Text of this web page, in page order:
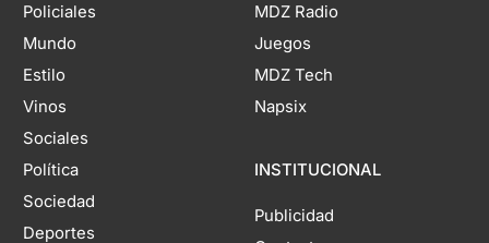
Policiales
Mundo
Estilo
Vinos
Sociales
Política
Sociedad
Deportes
MDZ Radio
Juegos
MDZ Tech
Napsix
INSTITUCIONAL
Publicidad